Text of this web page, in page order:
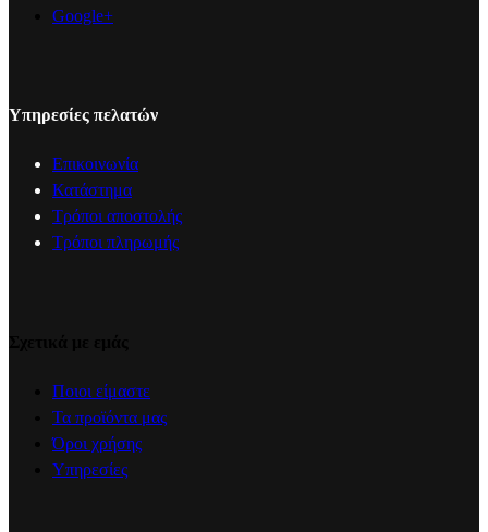
Google+
Υπηρεσίες πελατών
Επικοινωνία
Κατάστημα
Τρόποι αποστολής
Τρόποι πληρωμής
Ποιοι είμαστε
Τα προϊόντα μας
Όροι χρήσης
Υπηρεσίες